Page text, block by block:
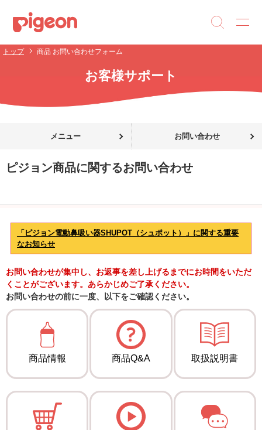
トップ 商品 お問い合わせフォーム
お客様サポート
メニュー お問い合わせ
ピジョン商品に関するお問い合わせ
「ピジョン電動鼻吸い器SHUPOT（シュポット）」に関する重要
なお知らせ
お問い合わせが集中し、お返事を差し上げるまでにお時間をいただ
くことがございます。あらかじめご了承ください。
お問い合わせの前に一度、以下をご確認ください。
商品情報 商品Q&A 取扱説明書